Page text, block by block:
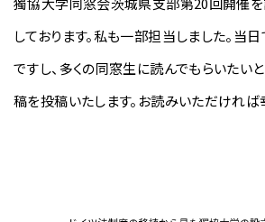
しております。私も一部担当しました。当
ですし、多くの同窓生に読んでもらいたい
稿を投稿いたします。お読みいただければ